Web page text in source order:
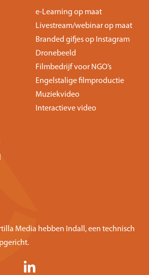
e-Learning op maat
Livestream/webinar op maat
Branded gifjes op Instagram
Dronebeeld
Filmbedrijf voor NGO’s
Engelstalige filmproductie
Muziekvideo
Interactieve video
Media hebben Indall , een technisch